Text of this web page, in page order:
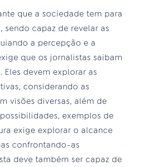
que a sociedade tem para
sendo capaz de revelar as
a percepção e a
que os jornalistas saibam
devem explorar as
considerando as
visões diversas, além de
exemplos de
exige explorar o alcance
confrontando-as
deve também ser capaz de